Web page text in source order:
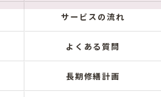
サービスの流れ
よくある質問
長期修繕計画